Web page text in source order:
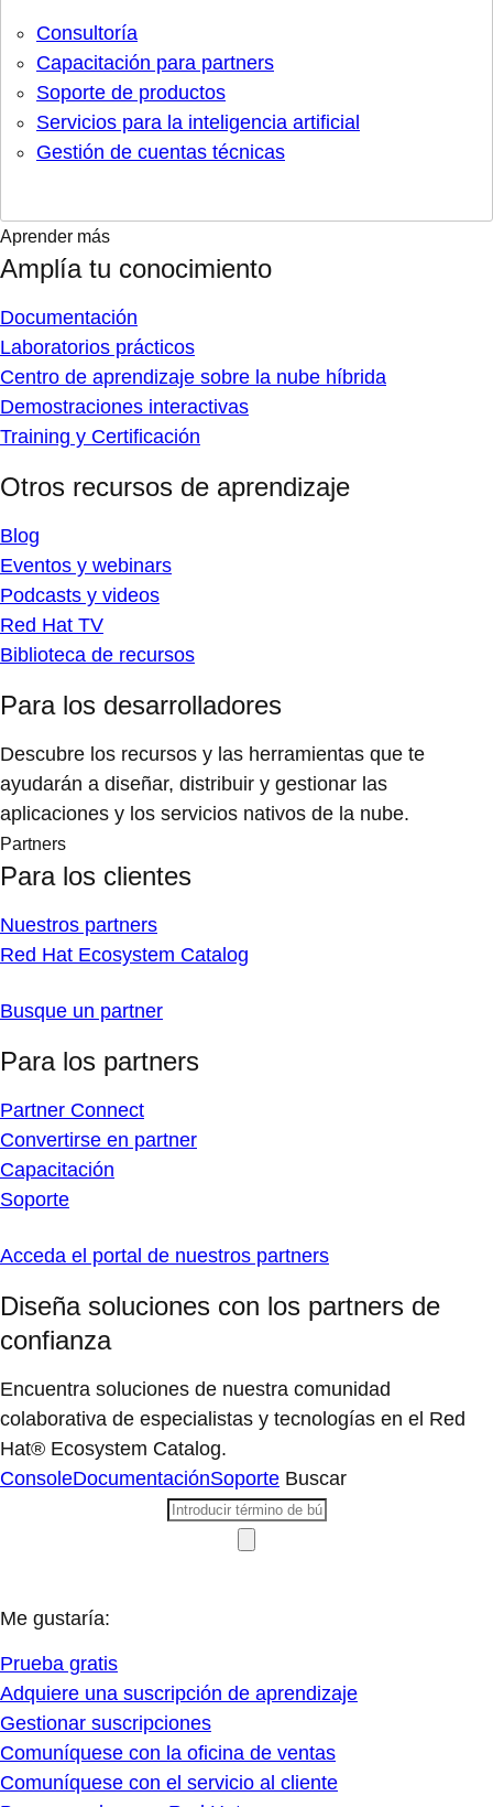
Consultoría
Capacitación para partners
Soporte de productos
Servicios para la inteligencia artificial
Gestión de cuentas técnicas
Aprender más
Amplía tu conocimiento
Documentación
Laboratorios prácticos
Centro de aprendizaje sobre la nube híbrida
Demostraciones interactivas
Training y Certificación
Otros recursos de aprendizaje
Blog
Eventos y webinars
Podcasts y videos
Red Hat TV
Biblioteca de recursos
Para los desarrolladores
Descubre los recursos y las herramientas que te
ayudarán a diseñar, distribuir y gestionar las
aplicaciones y los servicios nativos de la nube.
Partners
Para los clientes
Nuestros partners
Red Hat Ecosystem Catalog
Busque un partner
Para los partners
Partner Connect
Convertirse en partner
Capacitación
Soporte
Acceda el portal de nuestros partners
Diseña soluciones con los partners de
confianza
Encuentra soluciones de nuestra comunidad
colaborativa de especialistas y tecnologías en el Red
Hat® Ecosystem Catalog.
ConsoleDocumentaciónSoporte Buscar
Me gustaría:
Prueba gratis
Adquiere una suscripción de aprendizaje
Gestionar suscripciones
Comuníquese con la oficina de ventas
Comuníquese con el servicio al cliente